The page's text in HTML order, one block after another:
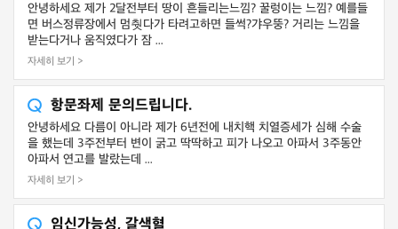
안녕하세요 제가 2달전부터 땅이 흔들리는느낌? 꿀렁이는 느낌? 예를들
면 버스정류장에서 멈췃다가 타려고하면 들썩?갸우뚱? 거리는 느낌을
받는다거나 움직였다가 잠 ...
자세히 보기 >
항문좌제 문의드립니다.
안녕하세요 다름이 아니라 제가 6년전에 내치핵 치열증세가 심해 수술
을 했는데 3주전부터 변이 굵고 딱딱하고 피가 나오고 아파서 3주동안
아파서 연고를 발랐는데 ...
자세히 보기 >
임신가능성, 갈색혈